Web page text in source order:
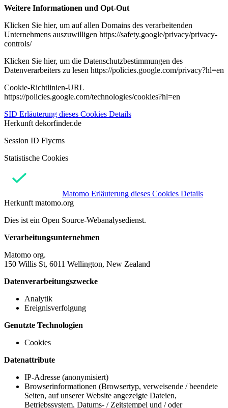
Weitere Informationen und Opt-Out
Klicken Sie hier, um auf allen Domains des verarbeitenden
Unternehmens auszuwilligen https://safety.google/privacy/privacy-
controls/
Klicken Sie hier, um die Datenschutzbestimmungen des
Datenverarbeiters zu lesen https://policies.google.com/privacy?hl=en
Cookie-Richtlinien-URL
https://policies.google.com/technologies/cookies?hl=en
SID Erläuterung dieses Cookies Details
Herkunft dekorfinder.de
Session ID Flycms
Statistische Cookies
Matomo Erläuterung dieses Cookies Details
Herkunft matomo.org
Dies ist ein Open Source-Webanalysedienst.
Verarbeitungsunternehmen
Matomo org.
150 Willis St, 6011 Wellington, New Zealand
Datenverarbeitungszwecke
Analytik
Ereignisverfolgung
Genutzte Technologien
Cookies
Datenattribute
IP-Adresse (anonymisiert)
Browserinformationen (Browsertyp, verweisende / beendete
Seiten, auf unserer Website angezeigte Dateien,
Betriebssystem, Datums- / Zeitstempel und / oder